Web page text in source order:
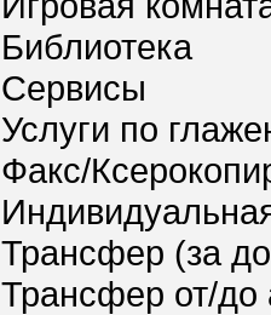
Библиотека
Сервисы
Услуги по
Факс/
Трансфер (за
Трансфер от/до